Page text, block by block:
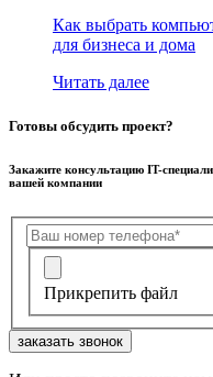
Как выбрать
для бизнеса и дома
Читать далее
Готовы обсудить проект?
Закажите консультацию IT-
вашей компании
Прикрепить файл
заказать звонок